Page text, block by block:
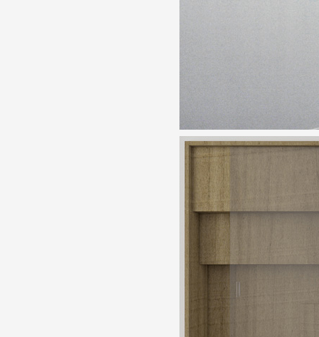
Production vidéo
Formation
Événements
1% œuvres
Réseau